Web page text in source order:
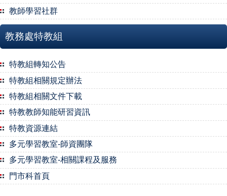
教師學習社群
教務處特教組
特教組轉知公告
特教組相關規定辦法
特教組相關文件下載
特教教師知能研習資訊
特教資源連結
多元學習教室-師資團隊
多元學習教室-相關課程及服務
門市科首頁